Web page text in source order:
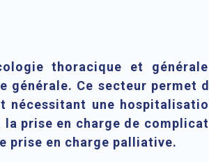
thoracique et
Ce secteur permet
nécessitant une
prise en charge de
prise en charge palliative.